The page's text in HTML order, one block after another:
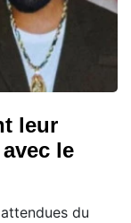
leur
le
du